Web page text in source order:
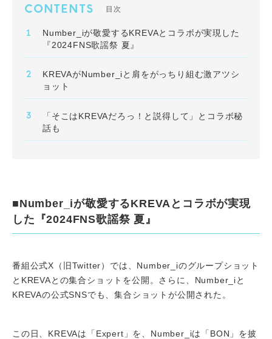
CONTENTS 目次
Number_iが敬愛するKREVAとコラボが実現した
『2024FNS歌謡祭 夏』
KREVAがNumber_iと肩をがっちり組む激アツシ
ョット
「そこはKREVAだろっ！と説得して」とコラボ秘
話も
■Number_iが敬愛するKREVAとコラボが実現
した『2024FNS歌謡祭 夏』
番組公式X（旧Twitter）では、Number_iのグループショット
とKREVAとの集合ショットを公開。さらに、Number_iと
KREVAの公式SNSでも、集合ショットが公開された。
この日、KREVAは「Expert」を、Number_iは「BON」を披